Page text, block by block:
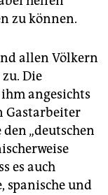
zu können.
allen Völkern
Die
angesichts
Gastarbeiter
„deutschen
es auch
spanische und